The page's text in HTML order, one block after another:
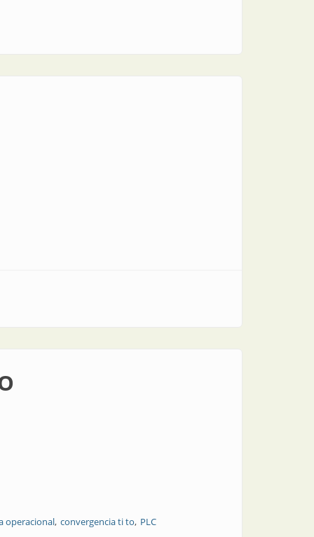
operacional convergencia ti to PLC